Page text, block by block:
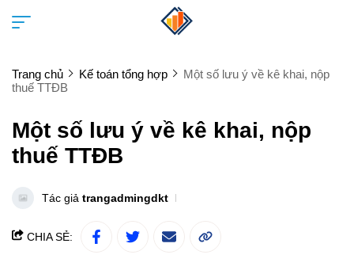
Trang chủ Kế toán tổng hợp
Một số lưu ý về kê khai, nộp
thuế TTĐB
Một số lưu ý về kê khai, nộp
thuế TTĐB
Tác giả trangadmingdkt
CHIA SẺ: